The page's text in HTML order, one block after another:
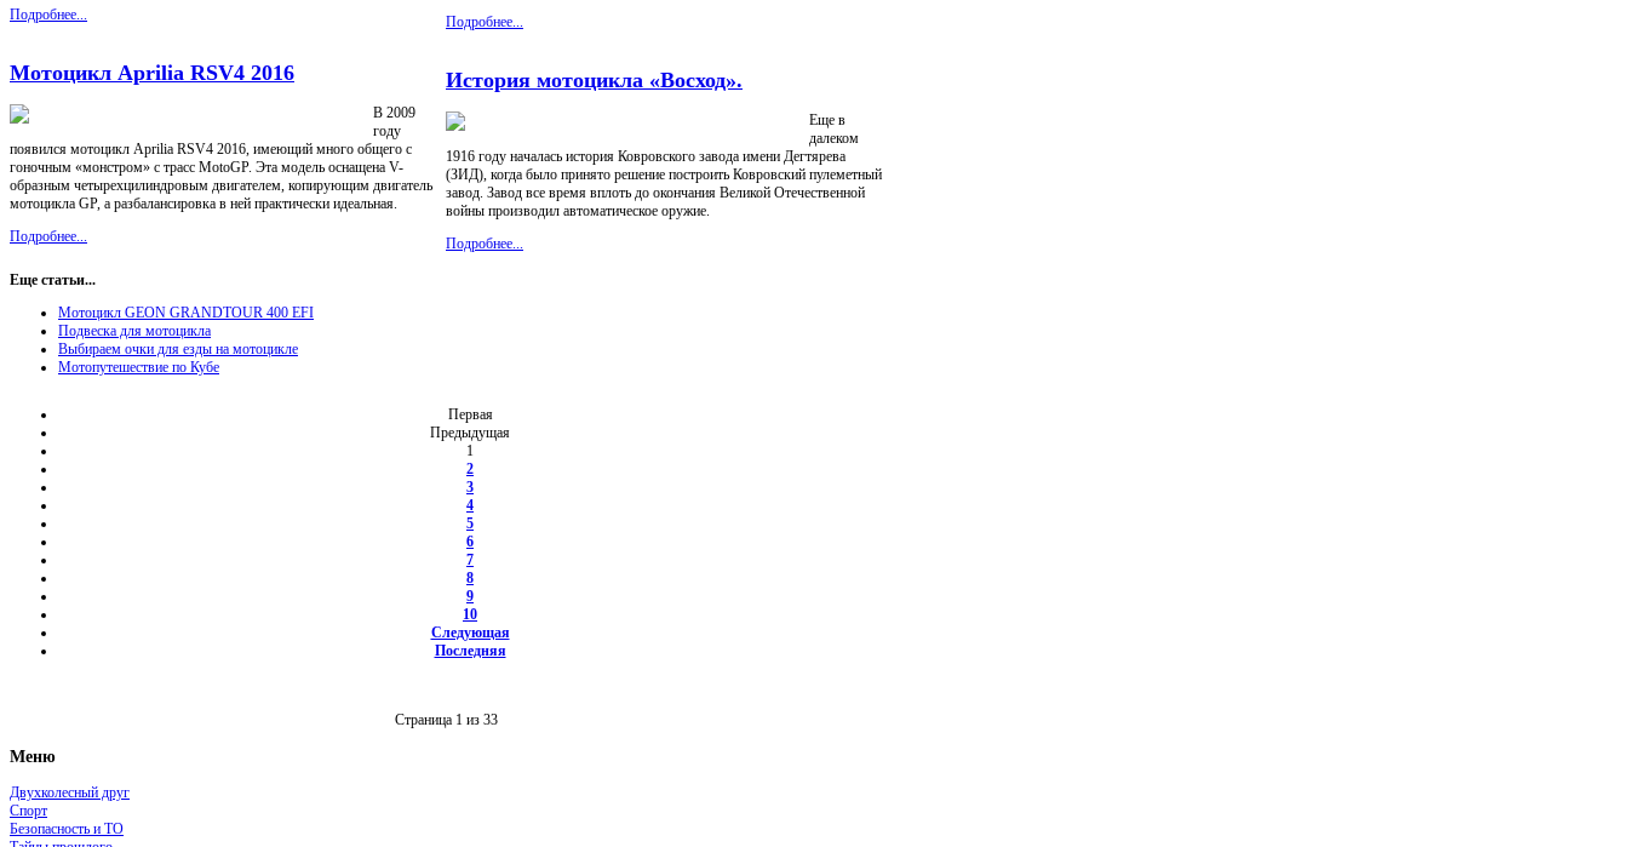
Подробнее...
Мотоцикл Aprilia RSV4 2016
В 2009
году
появился мотоцикл Aprilia RSV4 2016, имеющий много общего с
гоночным «монстром» с трасс MotoGP. Эта модель оснащена V-
образным четырехцилиндровым двигателем, копирующим двигатель
мотоцикла GP, а разбалансировка в ней практически идеальная.
Подробнее...
Подробнее...
История мотоцикла «Восход».
Еще в
далеком
1916 году началась история Ковровского завода имени Дегтярева
(ЗИД), когда было принято решение построить Ковровский пулеметный
завод. Завод все время вплоть до окончания Великой Отечественной
войны производил автоматическое оружие.
Подробнее...
Еще статьи...
Мотоцикл GEON GRANDTOUR 400 EFI
Подвеска для мотоцикла
Выбираем очки для езды на мотоцикле
Мотопутешествие по Кубе
Первая
Предыдущая
1
2
3
4
5
6
7
8
9
10
Следующая
Последняя
Страница 1 из 33
Меню
Двухколесный друг
Спорт
Безопасность и ТО